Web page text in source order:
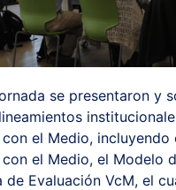
se presentaron y
el Medio, incluyendo
el Medio, el Modelo
de Evaluación VcM, el